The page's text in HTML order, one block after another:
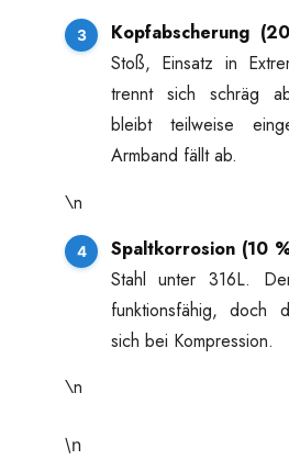
Kopfabscherung
Stoß, Einsatz in
trennt sich schräg
bleibt teilweise
Armband fällt ab.
\n
Spaltkorrosion (10
Stahl unter 316L.
funktionsfähig, doch
sich bei Kompression.
\n
\n